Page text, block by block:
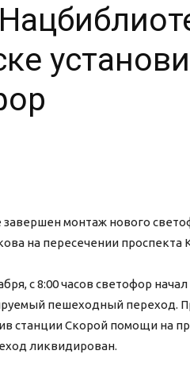
завершен монтаж нового
на пересечении проспекта
с 8:00 часов светофор
пешеходный переход.
станции Скорой помощи на
ликвидирован.